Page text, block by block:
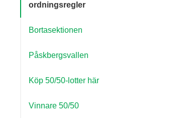
ordningsregler
Bortasektionen
Påskbergsvallen
Köp 50/50-lotter här
Vinnare 50/50